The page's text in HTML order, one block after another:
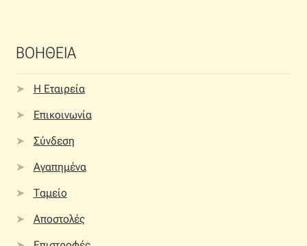
ΒΟΗΘΕΙΑ
Η Εταιρεία
Επικοινωνία
Σύνδεση
Αγαπημένα
Ταμείο
Αποστολές